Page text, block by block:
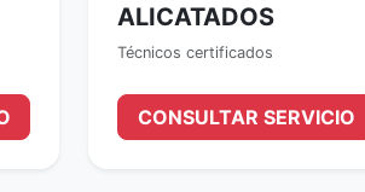
ALICATADOS
Técnicos certificados
CONSULTAR SERVICIO